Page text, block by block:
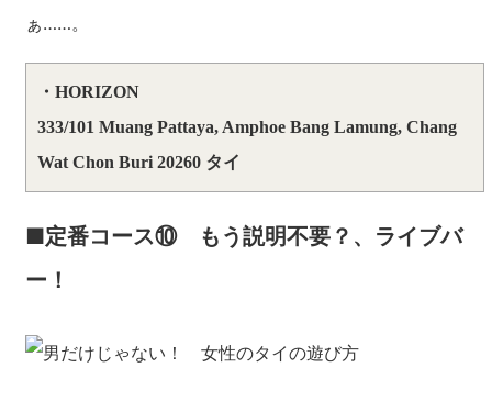
ぁ……。
・HORIZON
333/101 Muang Pattaya, Amphoe Bang Lamung, Chang
Wat Chon Buri 20260 タイ
■定番コース⑩ もう説明不要？、ライブバ
ー！